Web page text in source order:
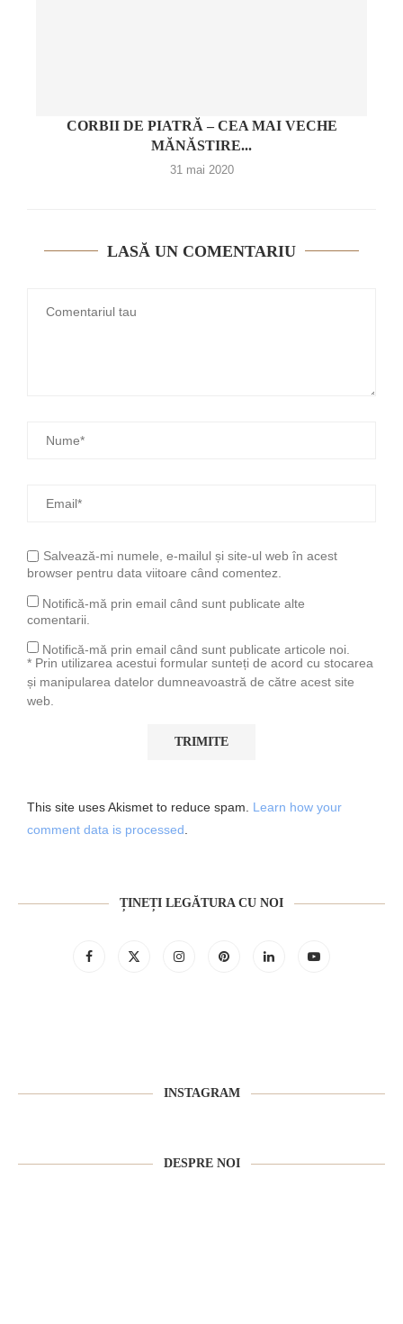
CORBII DE PIATRĂ – CEA MAI VECHE
MĂNĂSTIRE...
31 mai 2020
LASĂ UN COMENTARIU
Salvează-mi numele, e-mailul și site-ul web în acest
browser pentru data viitoare când comentez.
Notifică-mă prin email când sunt publicate alte
comentarii.
Notifică-mă prin email când sunt publicate articole noi.
* Prin utilizarea acestui formular sunteți de acord cu stocarea
și manipularea datelor dumneavoastră de către acest site
web.
This site uses Akismet to reduce spam. Learn how your
comment data is processed
ȚINEȚI LEGĂTURA CU NOI
INSTAGRAM
DESPRE NOI